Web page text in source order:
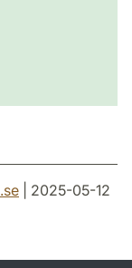
.se | 2025-05-12